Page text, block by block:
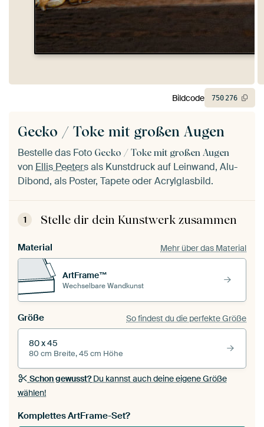
Gecko / Toke mit großen Augen
Bestelle das Foto Gecko / Toke mit großen Augen
vonEllis Peetersals Kunstdruck auf Leinwand, Alu-
Dibond, als Poster, Tapete oder Acrylglasbild.
1 Stelle dir dein Kunstwerk zusammen
Material Mehr über das Material
ArtFrame™
Wechselbare Wandkunst
Größe So findest du die perfekte Größe
80 x 45
80 cm Breite, 45 cm Höhe
Schon gewusst?Du kannst auch deine eigene Größe
wählen!
Komplettes ArtFrame-Set?
Bildcode 750276